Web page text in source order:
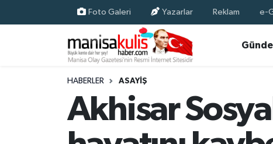
Foto Galeri Yazarlar Reklam e-
HABERLER ASAYIŞ
Akhisar
Ekonomi
Yunusemre Nöbetçi Eczaneler
Yunusemre Trafik Yoğunluk Haritası
Süper Lig Puan Durumu ve Fikstür